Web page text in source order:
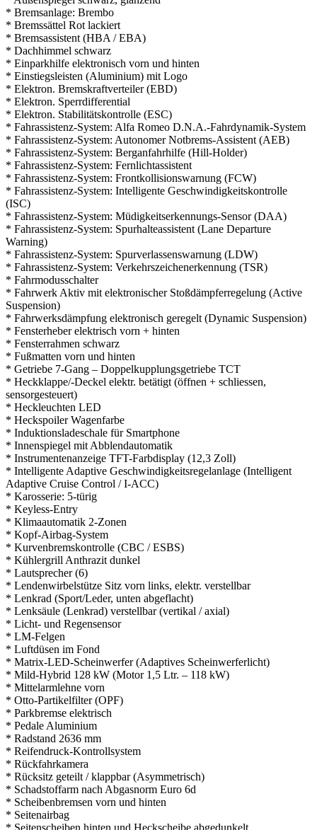
* Bremsanlage: Brembo
* Bremssättel Rot lackiert
* Bremsassistent (HBA / EBA)
* Dachhimmel schwarz
* Einparkhilfe elektronisch vorn und hinten
* Einstiegsleisten (Aluminium) mit Logo
* Elektron. Bremskraftverteiler (EBD)
* Elektron. Sperrdifferential
* Elektron. Stabilitätskontrolle (ESC)
* Fahrassistenz-System: Alfa Romeo D.N.A.-Fahrdynamik-System
* Fahrassistenz-System: Autonomer Notbrems-Assistent (AEB)
* Fahrassistenz-System: Berganfahrhilfe (Hill-Holder)
* Fahrassistenz-System: Fernlichtassistent
* Fahrassistenz-System: Frontkollisionswarnung (FCW)
* Fahrassistenz-System: Intelligente Geschwindigkeitskontrolle
(ISC)
* Fahrassistenz-System: Müdigkeitserkennungs-Sensor (DAA)
* Fahrassistenz-System: Spurhalteassistent (Lane Departure
Warning)
* Fahrassistenz-System: Spurverlassenswarnung (LDW)
* Fahrassistenz-System: Verkehrszeichenerkennung (TSR)
* Fahrmodusschalter
* Fahrwerk Aktiv mit elektronischer Stoßdämpferregelung (Active
Suspension)
* Fahrwerksdämpfung elektronisch geregelt (Dynamic Suspension)
* Fensterheber elektrisch vorn + hinten
* Fensterrahmen schwarz
* Fußmatten vorn und hinten
* Getriebe 7-Gang – Doppelkupplungsgetriebe TCT
* Heckklappe/-Deckel elektr. betätigt (öffnen + schliessen,
sensorgesteuert)
* Heckleuchten LED
* Heckspoiler Wagenfarbe
* Induktionsladeschale für Smartphone
* Innenspiegel mit Abblendautomatik
* Instrumentenanzeige TFT-Farbdisplay (12,3 Zoll)
* Intelligente Adaptive Geschwindigkeitsregelanlage (Intelligent
Adaptive Cruise Control / I-ACC)
* Karosserie: 5-türig
* Keyless-Entry
* Klimaautomatik 2-Zonen
* Kopf-Airbag-System
* Kurvenbremskontrolle (CBC / ESBS)
* Kühlergrill Anthrazit dunkel
* Lautsprecher (6)
* Lendenwirbelstütze Sitz vorn links, elektr. verstellbar
* Lenkrad (Sport/Leder, unten abgeflacht)
* Lenksäule (Lenkrad) verstellbar (vertikal / axial)
* Licht- und Regensensor
* LM-Felgen
* Luftdüsen im Fond
* Matrix-LED-Scheinwerfer (Adaptives Scheinwerferlicht)
* Mild-Hybrid 128 kW (Motor 1,5 Ltr. – 118 kW)
* Mittelarmlehne vorn
* Otto-Partikelfilter (OPF)
* Parkbremse elektrisch
* Pedale Aluminium
* Radstand 2636 mm
* Reifendruck-Kontrollsystem
* Rückfahrkamera
* Rücksitz geteilt / klappbar (Asymmetrisch)
* Schadstoffarm nach Abgasnorm Euro 6d
* Scheibenbremsen vorn und hinten
* Seitenairbag
* Seitenscheiben hinten und Heckscheibe abgedunkelt